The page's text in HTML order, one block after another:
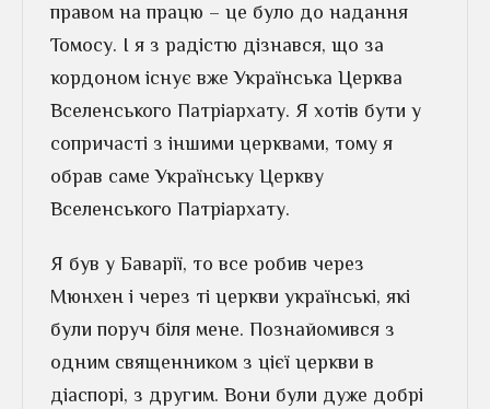
правом на працю – це було до надання
Томосу. І я з радістю дізнався, що за
кордоном існує вже Українська Церква
Вселенського Патріархату. Я хотів бути у
сопричасті з іншими церквами, тому я
обрав саме Українську Церкву
Вселенського Патріархату.
Я був у Баварії, то все робив через
Мюнхен і через ті церкви українські, які
були поруч біля мене. Познайомився з
одним священником з цієї церкви в
діаспорі, з другим. Вони були дуже добрі